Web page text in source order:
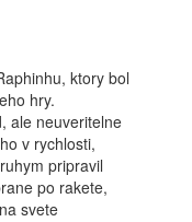
ktory bol
hry.
ale neuveritelne
v rychlosti,
pripravil
po rakete,
svete